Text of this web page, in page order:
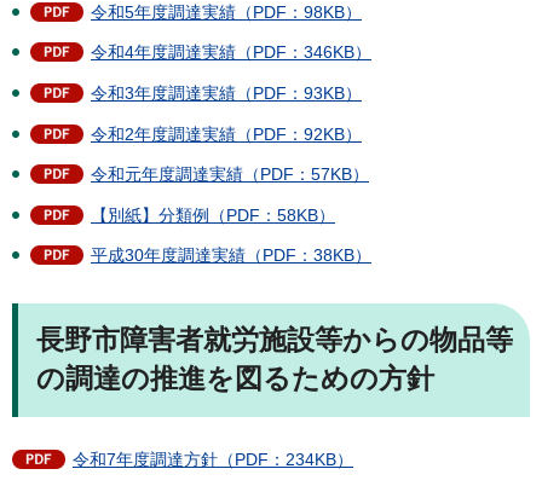
令和5年度調達実績（PDF：98KB）
令和4年度調達実績（PDF：346KB）
令和3年度調達実績（PDF：93KB）
令和2年度調達実績（PDF：92KB）
令和元年度調達実績（PDF：57KB）
【別紙】分類例（PDF：58KB）
平成30年度調達実績（PDF：38KB）
長野市障害者就労施設等からの物品等
の調達の推進を図るための方針
令和7年度調達方針（PDF：234KB）